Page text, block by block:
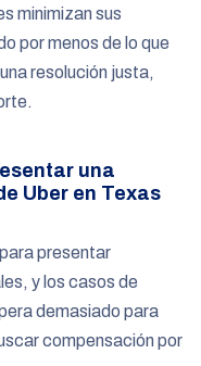
minimizan sus
por menos de lo que
resolución justa,
una
Uber en Texas
presentar
y los casos de
demasiado para
compensación por